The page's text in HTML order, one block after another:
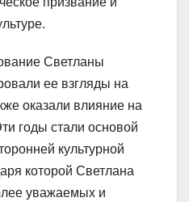
Светланы
ее взгляды на
оказали влияние на
годы стали основой
культурной
которой Светлана
уважаемых и